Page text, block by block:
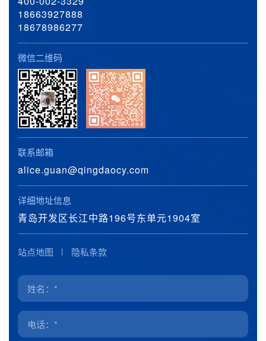
18663927888
18678986277
微信二维码
联系邮箱
alice.guan@qingdaocy.com
详细地址信息
青岛开发区长江中路196号东单元1904室
站点地图 隐私条款